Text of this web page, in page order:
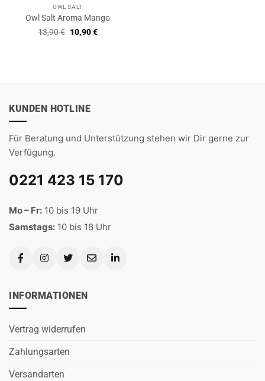
OWL SALT
Owl Salt Aroma Mango
13,90€ Ursprünglicher
Preis
10,90€Aktueller
KUNDEN HOTLINE
Für Beratung und Unterstützung stehen wir Dir gerne zur
Verfügung.
0221 423 15 170
Mo – Fr: 10 bis 19 Uhr
Samstags: 10 bis 18 Uhr
INFORMATIONEN
Vertrag widerrufen
Zahlungsarten
Versandarten